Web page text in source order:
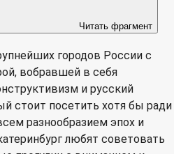
Читать фрагмент
городов России с
вобравшей в себя
и русский
стоит посетить хотя бы ради
разнообразием эпох и
любят советовать